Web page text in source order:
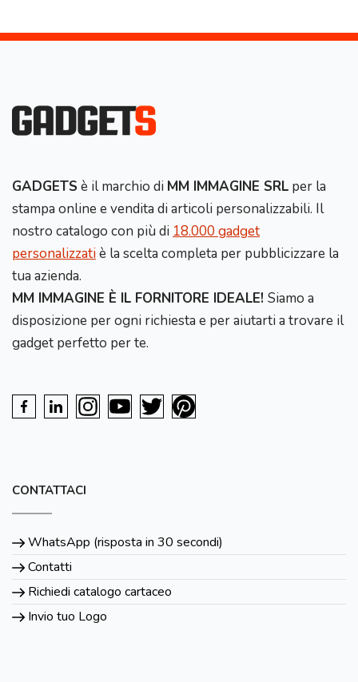
GADGETS è il marchio di MM IMMAGINE SRL per la
stampa online e vendita di articoli personalizzabili. Il
nostro catalogo con più di 18.000 gadget
personalizzatiè la scelta completa per pubblicizzare la
tua azienda.
MM IMMAGINE È IL FORNITORE IDEALE! Siamo a
disposizione per ogni richiesta e per aiutarti a trovare il
gadget perfetto per te.
CONTATTACI
WhatsApp (risposta in 30 secondi)
Contatti
Richiedi catalogo cartaceo
Invio tuo Logo